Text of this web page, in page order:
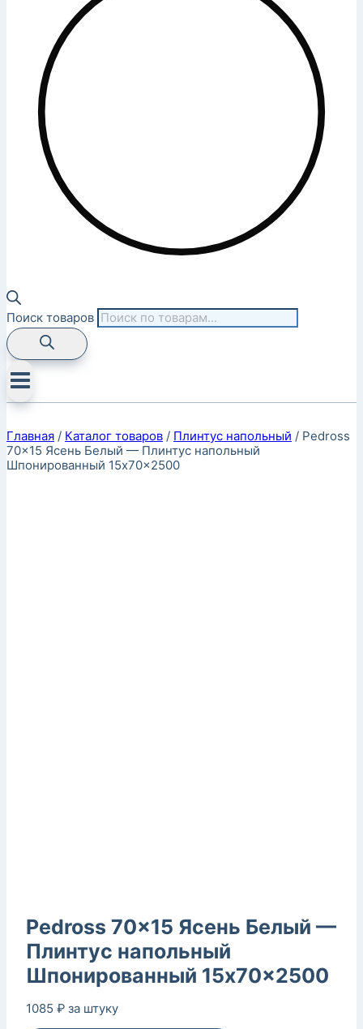
Поиск товаров
Главная / Каталог товаров / Плинтус напольный / Pedross
70×15 Ясень Белый — Плинтус напольный
Шпонированный 15x70x2500
Pedross 70×15 Ясень Белый —
Плинтус напольный
Шпонированный 15x70x2500
1085 ₽ за штуку